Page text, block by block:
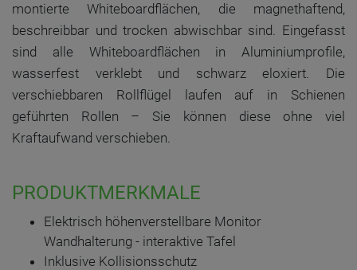
montierte Whiteboardflächen, die magnethaftend,
beschreibbar und trocken abwischbar sind. Eingefasst
sind alle Whiteboardflächen in Aluminiumprofile,
wasserfest verklebt und schwarz eloxiert. Die
verschiebbaren Rollflügel laufen auf in Schienen
geführten Rollen – Sie können diese ohne viel
Kraftaufwand verschieben.
PRODUKTMERKMALE
Elektrisch höhenverstellbare Monitor
Wandhalterung - interaktive Tafel
Inklusive Kollisionsschutz